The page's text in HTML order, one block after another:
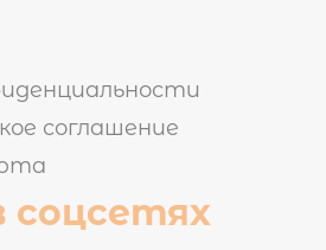
соглашение
соцсетях